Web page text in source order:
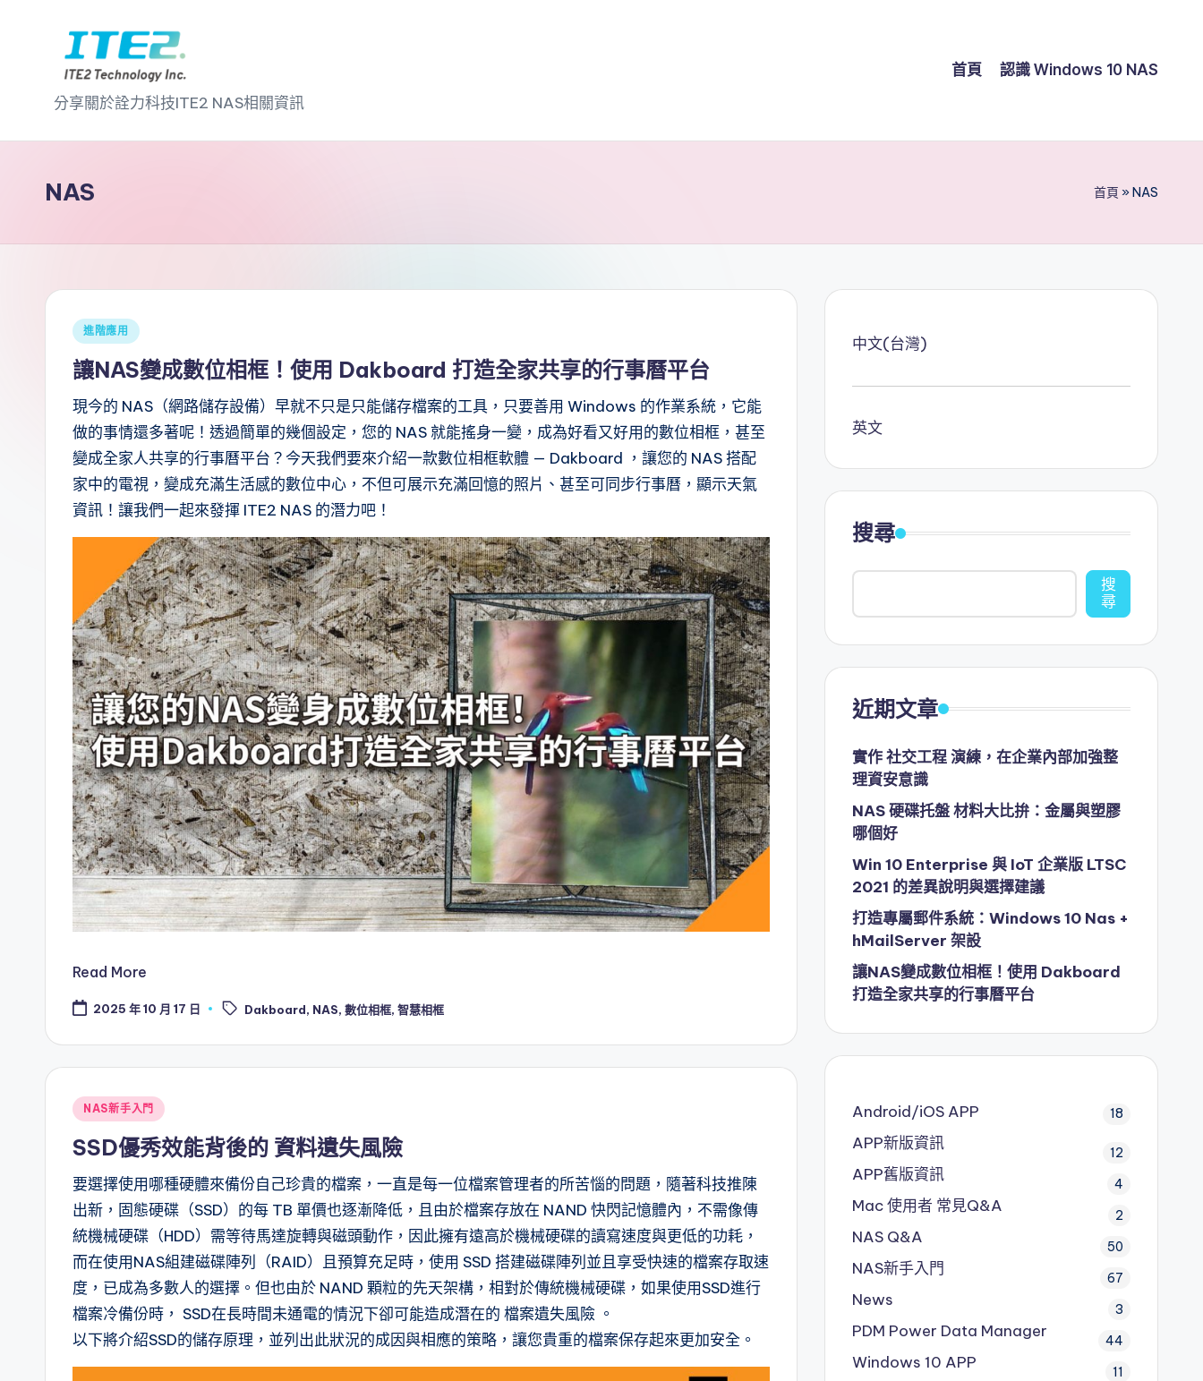
contentI
T
E
N
A
分享關於詮力科技ITE2 NAS相關資訊
首頁 認識 Windows 10 NAS
NAS 首頁 »NAS
Posted
in
進階應用
讓NAS變成數位相框！使用 Dakboard 打造全家共享的行事曆平台
現今的 NAS（網路儲存設備）早就不只是只能儲存檔案的工具，只要善用 Windows 的作業系統，它能
做的事情還多著呢！透過簡單的幾個設定，您的 NAS 就能搖身一變，成為好看又好用的數位相框，甚至
變成全家人共享的行事曆平台？今天我們要來介紹一款數位相框軟體 — Dakboard ，讓您的 NAS 搭配
家中的電視，變成充滿生活感的數位中心，不但可展示充滿回憶的照片、甚至可同步行事曆，顯示天氣
資訊！讓我們一起來發揮 ITE2 NAS 的潛力吧！
Read More
2025 年 10 月 17 日
Tags: Dakboard, NAS,數位相框,智慧相框
Posted
NAS新手入門
SSD優秀效能背後的 資料遺失風險
要選擇使用哪種硬體來備份自己珍貴的檔案，一直是每一位檔案管理者的所苦惱的問題，隨著科技推陳
出新，固態硬碟（SSD）的每 TB 單價也逐漸降低，且由於檔案存放在 NAND 快閃記憶體內，不需像傳
統機械硬碟（HDD）需等待馬達旋轉與磁頭動作，因此擁有遠高於機械硬碟的讀寫速度與更低的功耗，
而在使用NAS組建磁碟陣列（RAID）且預算充足時，使用 SSD 搭建磁碟陣列並且享受快速的檔案存取速
度，已成為多數人的選擇。但也由於 NAND 顆粒的先天架構，相對於傳統機械硬碟，如果使用SSD進行
檔案冷備份時， SSD在長時間未通電的情況下卻可能造成潛在的 檔案遺失風險 。
以下將介紹SSD的儲存原理，並列出此狀況的成因與相應的策略，讓您貴重的檔案保存起來更加安全。
中文(台灣)
英文
搜尋
搜
尋
近期文章
實作 社交工程 演練，在企業內部加強整
理資安意識
NAS 硬碟托盤 材料大比拚：金屬與塑膠
哪個好
Win 10 Enterprise 與 IoT 企業版 LTSC
2021 的差異說明與選擇建議
打造專屬郵件系統：Windows 10 Nas +
hMailServer 架設
讓NAS變成數位相框！使用 Dakboard
打造全家共享的行事曆平台
Android/iOS APP 18
APP新版資訊 12
APP舊版資訊 4
Mac 使用者 常見Q&A 2
NAS Q&A 50
NAS新手入門 67
News 3
PDM Power Data Manager 44
Windows 10 APP 11